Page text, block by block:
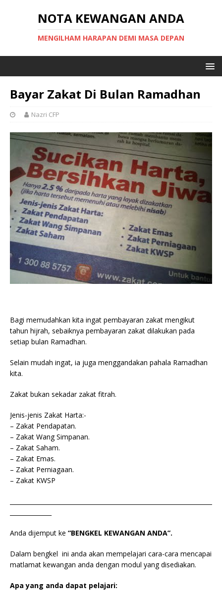
NOTA KEWANGAN ANDA
MENGILHAM HARAPAN DEMI MASA DEPAN
Bayar Zakat Di Bulan Ramadhan
Nazri CFP
Bagi memudahkan kita ingat pembayaran zakat mengikut
tahun hijrah, sebaiknya pembayaran zakat dilakukan pada
setiap bulan Ramadhan.
Selain mudah ingat, ia juga menggandakan pahala Ramadhan
kita.
Zakat bukan sekadar zakat fitrah.
Jenis-jenis Zakat Harta:-
– Zakat Pendapatan.
– Zakat Wang Simpanan.
– Zakat Saham.
– Zakat Emas.
– Zakat Perniagaan.
– Zakat KWSP
Anda dijemput ke “BENGKEL KEWANGAN ANDA”.
Dalam bengkel ini anda akan mempelajari cara-cara mencapai
matlamat kewangan anda dengan modul yang disediakan.
Apa yang anda dapat pelajari: